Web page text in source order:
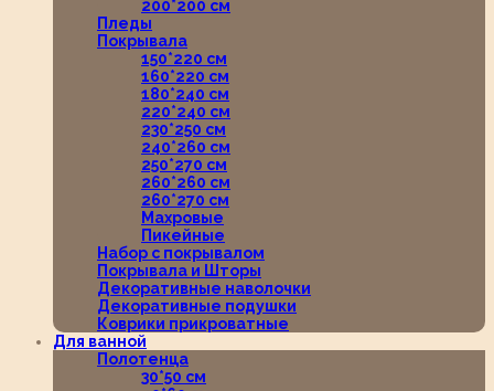
200*200 см
Пледы
Покрывала
150*220 см
160*220 см
180*240 см
220*240 см
230*250 см
240*260 см
250*270 см
260*260 см
260*270 см
Махровые
Пикейные
Набор с покрывалом
Покрывала и Шторы
Декоративные наволочки
Декоративные подушки
Коврики прикроватные
Для ванной
Полотенца
30*50 см